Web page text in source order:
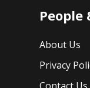
People
About Us
Privacy